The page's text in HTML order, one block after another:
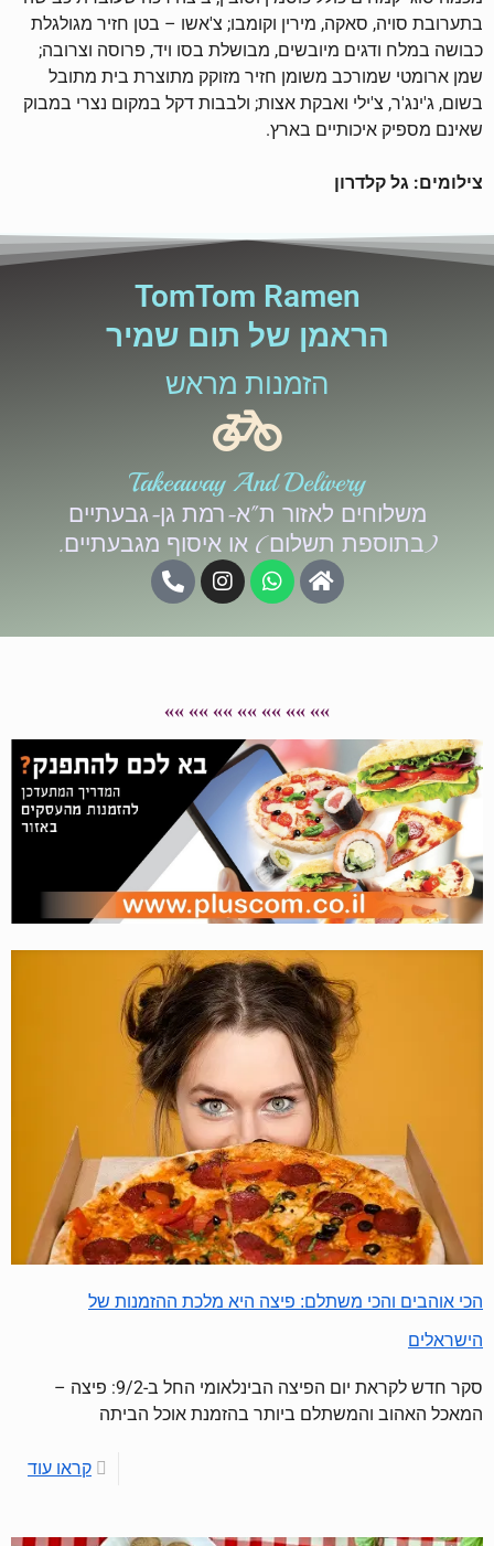
בתערובת סויה, סאקה, מירין וקומבו; צ'אשו – בטן חזיר מגולגלת
כבושה במלח ודגים מיובשים, מבושלת בסו ויד, פרוסה וצרובה;
שמן ארומטי שמורכב משומן חזיר מזוקק מתוצרת בית מתובל
בשום, ג'ינג'ר, צ'ילי ואבקת אצות; ולבבות דקל במקום נצרי במבוק
שאינם מספיק איכותיים בארץ.
צילומים: גל קלדרון
TomTom Ramen
הראמן של תום שמיר
הזמנות מראש
Takeaway And Delivery
משלוחים לאזור ת"א-רמת גן-גבעתיים
(בתוספת תשלום) או איסוף מגבעתיים.
»» »» »» »» »» »» »»
הכי אוהבים והכי משתלם: פיצה היא מלכת ההזמנות של
הישראלים
סקר חדש לקראת יום הפיצה הבינלאומי החל ב-9/2: פיצה –
המאכל האהוב והמשתלם ביותר בהזמנת אוכל הביתה
קראו עוד